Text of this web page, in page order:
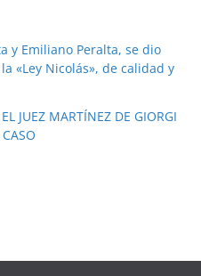
y Emiliano Peralta, se dio
«Ley Nicolás», de calidad y
JUEZ MARTÍNEZ DE GIORGI